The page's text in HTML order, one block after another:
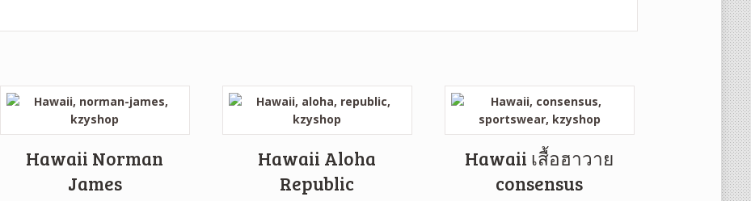
Hawaii Norman
James
Hawaii Aloha
Republic
Hawaii เสื้อฮาวาย
consensus